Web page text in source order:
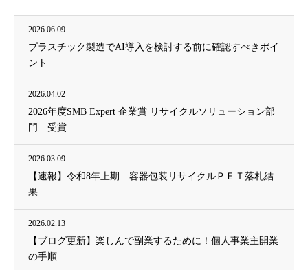
2026.06.09
プラスチック製造でAI導入を検討する前に確認すべきポイ
ント
2026.04.02
2026年度SMB Expert 企業賞 リサイクルソリューション部
門 受賞
2026.03.09
【速報】令和8年上期 容器包装リサイクルＰＥＴ落札結
果
2026.02.13
【ブログ更新】楽しんで副業するために！個人事業主開業
の手順